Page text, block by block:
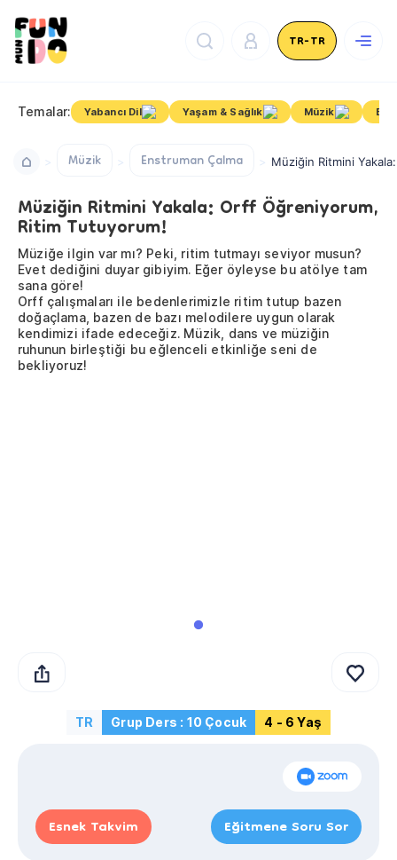
TR-TR
Temalar: Yabancı Dil Yaşam & Sağlık Müzik
Müzik Enstruman Çalma Müziğin Ritmini
Müziğin Ritmini Yakala: Orff Öğreniyorum,
Ritim Tutuyorum!
Müziğe ilgin var mı? Peki, ritim tutmayı seviyor musun?
Evet dediğini duyar gibiyim. Eğer öyleyse bu atölye tam
sana göre!
Orff çalışmaları ile bedenlerimizle ritim tutup bazen
doğaçlama, bazen de bazı melodilere uygun olarak
kendimizi ifade edeceğiz. Müzik, dans ve müziğin
ruhunun birleştiği bu eğlenceli etkinliğe seni de
bekliyoruz!
TR Grup Ders : 10 Çocuk 4 - 6 Yaş
Esnek Takvim Eğitmene Soru Sor